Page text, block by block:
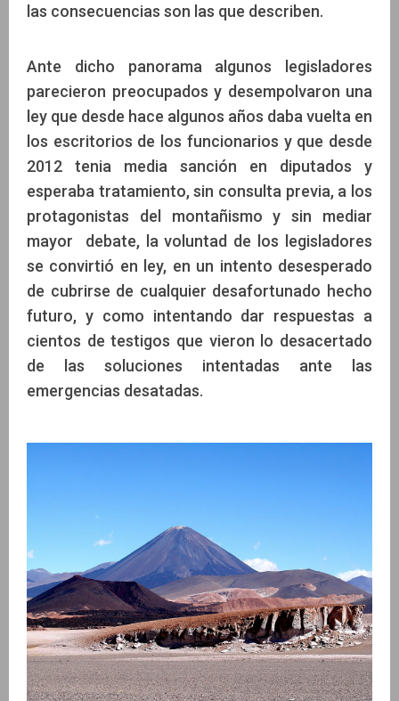
las consecuencias son las que describen.
Ante dicho panorama algunos legisladores
parecieron preocupados y desempolvaron una
ley que desde hace algunos años daba vuelta en
los escritorios de los funcionarios y que desde
2012 tenia media sanción en diputados y
esperaba tratamiento, sin consulta previa, a los
protagonistas del montañismo y sin mediar
mayor debate, la voluntad de los legisladores
se convirtió en ley, en un intento desesperado
de cubrirse de cualquier desafortunado hecho
futuro, y como intentando dar respuestas a
cientos de testigos que vieron lo desacertado
de las soluciones intentadas ante las
emergencias desatadas.